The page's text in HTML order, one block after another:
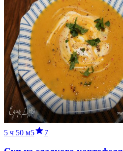
5 ч 50 м5 7